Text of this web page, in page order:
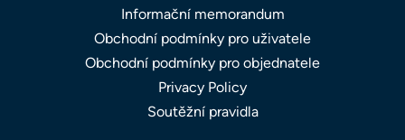
Informační memorandum
Obchodní podmínky pro uživatele
Obchodní podmínky pro objednatele
Privacy Policy
Soutěžní pravidla